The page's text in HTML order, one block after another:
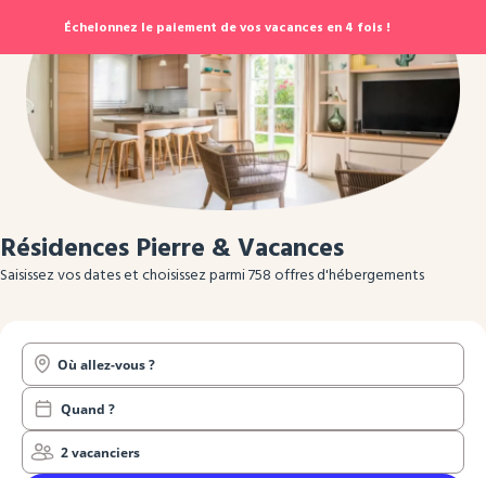
Échelonnez le paiement de vos vacances en 4 fois !
Résidences Pierre & Vacances
Saisissez vos dates et choisissez parmi 758 offres d'hébergements
Où allez-vous ?
Quand ?
2 vacanciers